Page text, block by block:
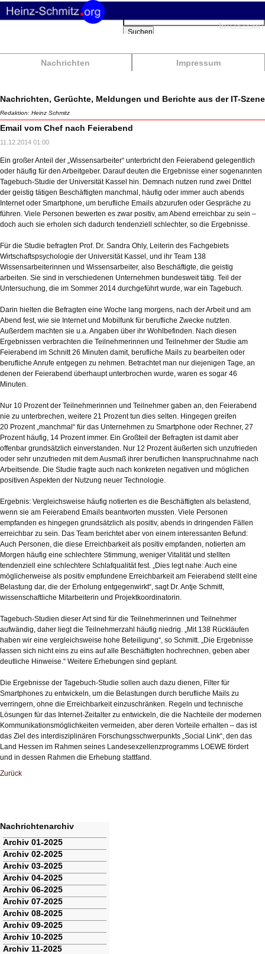
Nachrichten Impressum
Suchbegriffe
Suchen
Nachrichten, Gerüchte, Meldungen und Berichte aus der IT-Szene
Redaktion: Heinz Schmitz
Email vom Chef nach Feierabend
11.12.2014 01:00
Ein großer Anteil der „Wissensarbeiter“ unterbricht den Feierabend gelegentlich
oder häufig für den Arbeitgeber. Darauf deuten die Ergebnisse einer sogenannten
Tagebuch-Studie der Universität Kassel hin. Demnach nutzen rund zwei Drittel
der geistig tätigen Beschäftigten manchmal, häufig oder immer auch abends
Internet oder Smartphone, um berufliche Emails abzurufen oder Gespräche zu
führen. Viele Personen bewerten es zwar positiv, am Abend erreichbar zu sein –
doch auch sie erholen sich dadurch tendenziell schlechter, so die Ergebnisse.
Für die Studie befragten Prof. Dr. Sandra Ohly, Leiterin des Fachgebiets
Wirtschaftspsychologie der Universität Kassel, und ihr Team 138
Wissensarbeiterinnen und Wissensarbeiter, also Beschäftigte, die geistig
arbeiten. Sie sind in verschiedenen Unternehmen bundesweit tätig. Teil der
Untersuchung, die im Sommer 2014 durchgeführt wurde, war ein Tagebuch.
Darin hielten die Befragten eine Woche lang morgens, nach der Arbeit und am
Abend fest, wie sie Internet und Mobilfunk für berufliche Zwecke nutzten.
Außerdem machten sie u.a. Angaben über ihr Wohlbefinden. Nach diesen
Ergebnissen verbrachten die Teilnehmerinnen und Teilnehmer der Studie am
Feierabend im Schnitt 26 Minuten damit, berufliche Mails zu bearbeiten oder
berufliche Anrufe entgegen zu nehmen. Betrachtet man nur diejenigen Tage, an
denen der Feierabend überhaupt unterbrochen wurde, waren es sogar 46
Minuten.
Nur 10 Prozent der Teilnehmerinnen und Teilnehmer gaben an, den Feierabend
nie zu unterbrechen, weitere 21 Prozent tun dies selten. Hingegen greifen
20 Prozent „manchmal“ für das Unternehmen zu Smartphone oder Rechner, 27
Prozent häufig, 14 Prozent immer. Ein Großteil der Befragten ist damit aber
offenbar grundsätzlich einverstanden. Nur 12 Prozent äußerten sich unzufrieden
oder sehr unzufrieden mit dem Ausmaß ihrer beruflichen Inanspruchnahme nach
Arbeitsende. Die Studie fragte auch nach konkreten negativen und möglichen
positiven Aspekten der Nutzung neuer Technologie.
Ergebnis: Vergleichsweise häufig notierten es die Beschäftigten als belastend,
wenn sie am Feierabend Emails beantworten mussten. Viele Personen
empfanden es hingegen grundsätzlich als positiv, abends in dringenden Fällen
erreichbar zu sein. Das Team berichtet aber von einem interessanten Befund:
Auch Personen, die diese Erreichbarkeit als positiv empfanden, notierten am
Morgen häufig eine schlechtere Stimmung, weniger Vitalität und stellten
tendenziell eine schlechtere Schlafqualität fest. „Dies legt nahe: Auch eine
möglicherweise als positiv empfundene Erreichbarkeit am Feierabend stellt eine
Belastung dar, die der Erholung entgegenwirkt“, sagt Dr. Antje Schmitt,
wissenschaftliche Mitarbeiterin und Projektkoordinatorin.
Tagebuch-Studien dieser Art sind für die Teilnehmerinnen und Teilnehmer
aufwändig, daher liegt die Teilnehmerzahl häufig niedrig. „Mit 138 Rückläufen
haben wir eine vergleichsweise hohe Beteiligung“, so Schmitt. „Die Ergebnisse
lassen sich nicht eins zu eins auf alle Beschäftigten hochrechnen, geben aber
deutliche Hinweise.“ Weitere Erhebungen sind geplant.
Die Ergebnisse der Tagebuch-Studie sollen auch dazu dienen, Filter für
Smartphones zu entwickeln, um die Belastungen durch berufliche Mails zu
verringern, ohne die Erreichbarkeit einzuschränken. Regeln und technische
Lösungen für das Internet-Zeitalter zu entwickeln, die die Nachteile der modernen
Kommunikationsmöglichkeiten vermeiden, aber deren Vorteile erhalten – das ist
das Ziel des interdisziplinären Forschungsschwerpunkts „Social Link“, den das
Land Hessen im Rahmen seines Landesexzellenzprogramms LOEWE fördert
und in dessen Rahmen die Erhebung stattfand.
Zurück
Nachrichtenarchiv
Navigation
überspringen
Archiv 01-2025
Archiv 02-2025
Archiv 03-2025
Archiv 04-2025
Archiv 06-2025
Archiv 07-2025
Archiv 08-2025
Archiv 09-2025
Archiv 10-2025
Archiv 11-2025